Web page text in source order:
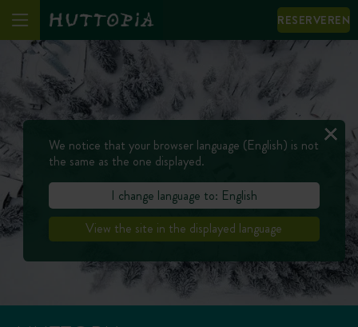
RESERVEREN
We notice that your browser language (English) is not
the same as the one displayed.
I change language to: English
View the site in the displayed language